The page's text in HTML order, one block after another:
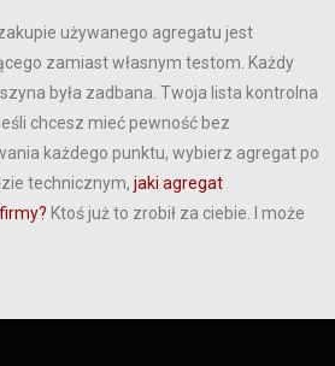
używanego agregatu jest
zamiast własnym testom. Każdy
była zadbana. Twoja lista kontrolna
chcesz mieć pewność bez
każdego punktu, wybierz agregat po
technicznym, jaki agregat
Ktoś już to zrobił za ciebie. I może